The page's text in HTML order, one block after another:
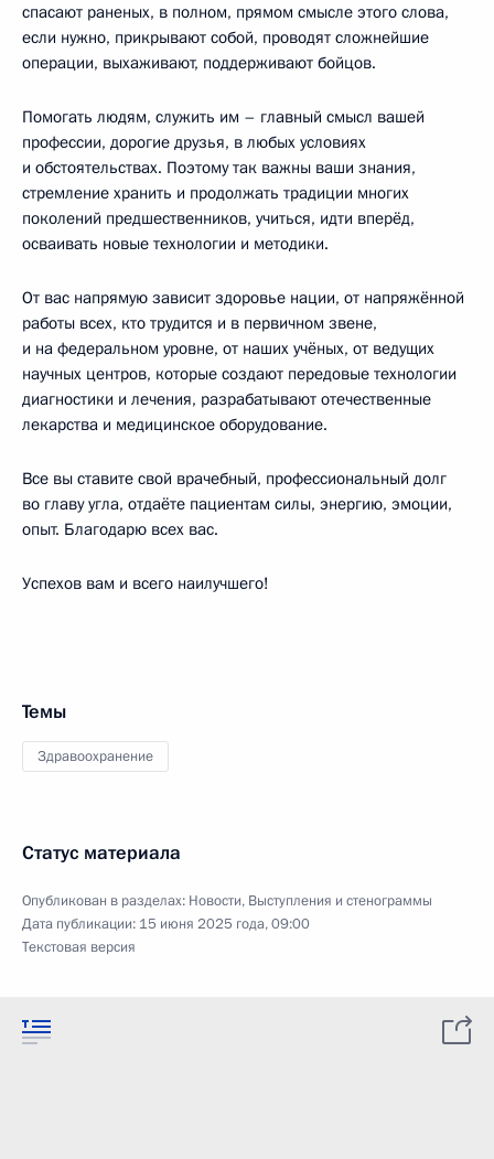
спасают раненых, в полном, прямом смысле этого слова,
если нужно, прикрывают собой, проводят сложнейшие
операции, выхаживают, поддерживают бойцов.
Помогать людям, служить им – главный смысл вашей
профессии, дорогие друзья, в любых условиях
и обстоятельствах. Поэтому так важны ваши знания,
стремление хранить и продолжать традиции многих
поколений предшественников, учиться, идти вперёд,
осваивать новые технологии и методики.
От вас напрямую зависит здоровье нации, от напряжённой
работы всех, кто трудится и в первичном звене,
и на федеральном уровне, от наших учёных, от ведущих
научных центров, которые создают передовые технологии
диагностики и лечения, разрабатывают отечественные
лекарства и медицинское оборудование.
Все вы ставите свой врачебный, профессиональный долг
во главу угла, отдаёте пациентам силы, энергию, эмоции,
опыт. Благодарю всех вас.
Успехов вам и всего наилучшего!
Темы
Здравоохранение
Статус материала
Опубликован в разделах: Новости, Выступления и стенограммы
Дата публикации: 15 июня 2025 года, 09:00
Текстовая версия